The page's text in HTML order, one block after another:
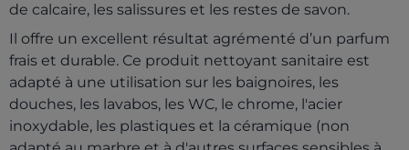
de calcaire, les salissures et les restes de savon.
Il offre un excellent résultat agrémenté d’un parfum
frais et durable. Ce produit nettoyant sanitaire est
adapté à une utilisation sur les baignoires, les
douches, les lavabos, les WC, le chrome, l'acier
inoxydable, les plastiques et la céramique (non